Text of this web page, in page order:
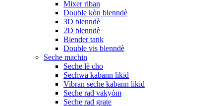
Mixer riban
Double kòn blenndè
3D blenndè
2D blenndè
Blender tank
Double vis blenndè
Seche machin
Seche lè cho
Sechwa kabann likid
Vibran seche kabann likid
Seche rad vakyòm
Seche rad grate